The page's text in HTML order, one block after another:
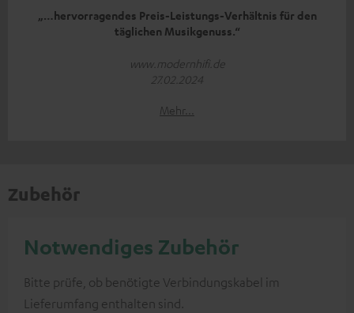
„…hervorragendes Preis-Leistungs-Verhältnis für den
täglichen Musikgenuss.“
www.modernhifi.de
27.02.2024
Mehr...
Zubehör
Notwendiges Zubehör
Bitte prüfe, ob benötigte Verbindungskabel im
Lieferumfang enthalten sind.